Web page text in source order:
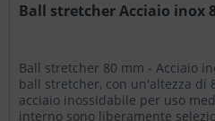
Ball stretcher Acciaio inox
Ball stretcher 80 mm - Acciaio
ball stretcher, con un'altezza di
acciaio inossidabile per uso
interno sono liberamente